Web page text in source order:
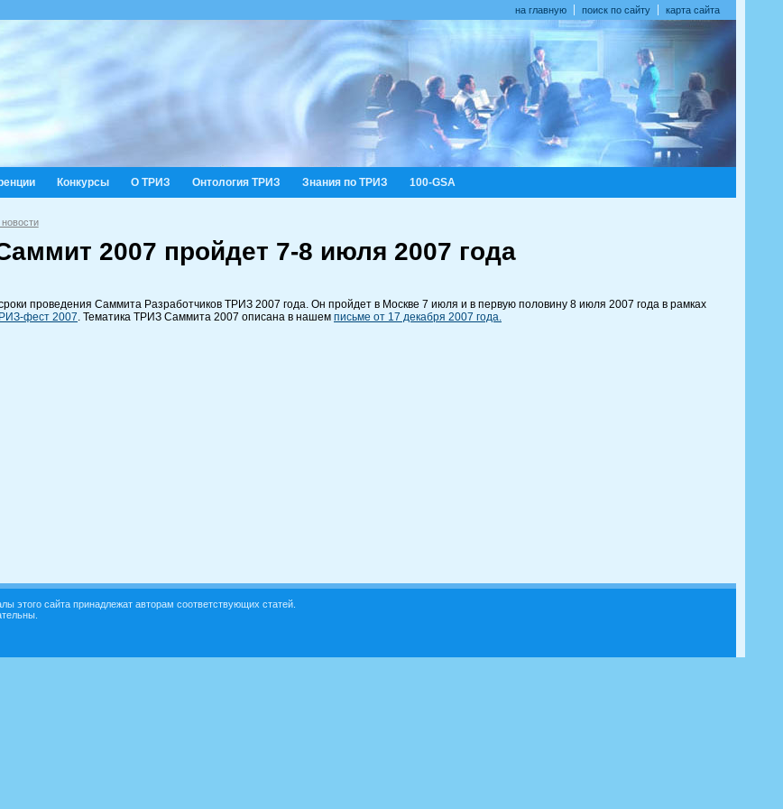
на главную поиск по сайту карта сайта
Конкурсы О ТРИЗ Онтология ТРИЗ Знания по ТРИЗ 100-GSA
2007 пройдет 7-8 июля 2007 года
проведения Саммита Разработчиков ТРИЗ 2007 года. Он пройдет в Москве 7 июля и в первую половину 8 июля 2007 года в рамках
фест 2007 . Тематика ТРИЗ Саммита 2007 описана в нашем письме от 17 декабря 2007 года.
сайта принадлежат авторам соответствующих статей.